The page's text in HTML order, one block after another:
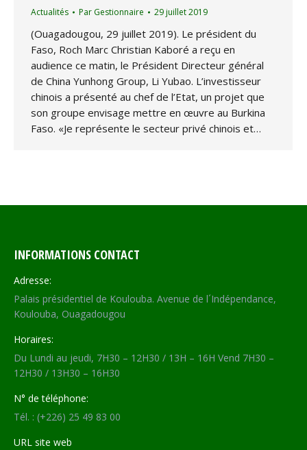
Actualités Par Gestionnaire 29 juillet 2019
(Ouagadougou, 29 juillet 2019). Le président du
Faso, Roch Marc Christian Kaboré a reçu en
audience ce matin, le Président Directeur général
de China Yunhong Group, Li Yubao. L’investisseur
chinois a présenté au chef de l’Etat, un projet que
son groupe envisage mettre en œuvre au Burkina
Faso. «Je représente le secteur privé chinois et…
INFORMATIONS CONTACT
Adresse:
Palais présidentiel de Koulouba. Avenue de l´Indépendance,
Koulouba, Ouagadougou
Horaires:
Du Lundi au jeudi, 7H30 – 12H30 / 13H – 16H Vend 7H30 –
12H30 / 13H30 – 16H30
N° de téléphone:
Tél. : (+226) 25 49 83 00
URL site web